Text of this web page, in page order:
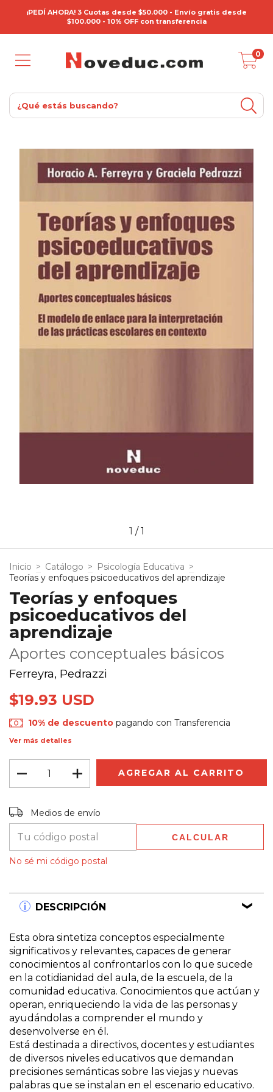
¡PEDÍ AHORA! 3 Cuotas desde $50.000 - Envío gratis desde
$100.000 - 10% OFF con transferencia
0
1 /1
Inicio > Catálogo > Psicología Educativa >
Teorías y enfoques psicoeducativos del aprendizaje
Teorías y enfoques
psicoeducativos del
aprendizaje
Aportes conceptuales básicos
Ferreyra, Pedrazzi
$19.93 USD
10% de descuento pagando con Transferencia
Ver más detalles
Entregas para el CP:
Medios de envío
CALCULAR
No sé mi código postal
DESCRIPCIÓN
Esta obra sintetiza conceptos especialmente
significativos y relevantes, capaces de generar
conocimientos al confrontarlos con lo que sucede
en la cotidianidad del aula, de la escuela, de la
comunidad educativa. Conocimientos que actúan y
operan, enriqueciendo la vida de las personas y
ayudándolas a comprender el mundo y
desenvolverse en él.
Está destinada a directivos, docentes y estudiantes
de diversos niveles educativos que demandan
precisiones semánticas sobre las viejas y nuevas
palabras que se instalan en el escenario educativo.